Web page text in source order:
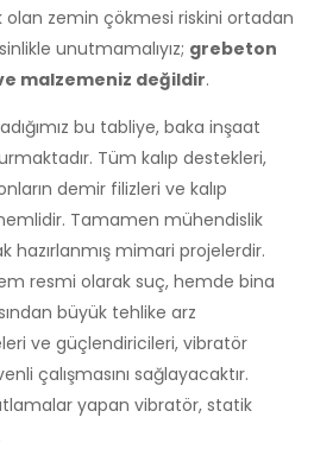
zemin çökmesi riskini ortadan
unutmamalıyız; grebeton
malzemeniz değildir.
bu tabliye, baka inşaat
Tüm kalıp destekleri,
demir filizleri ve kalıp
Tamamen mühendislik
hazırlanmış mimari projelerdir.
resmi olarak suç, hemde bina
büyük tehlike arz
ve güçlendiricileri, vibratör
çalışmasını sağlayacaktır.
yapan vibratör, statik